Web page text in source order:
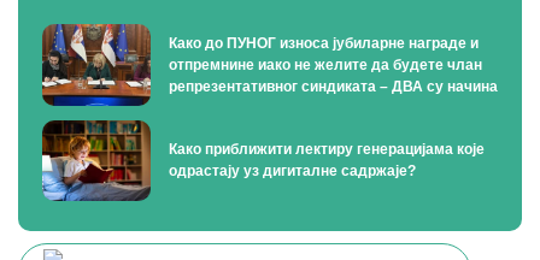
Како до ПУНОГ износа јубиларне награде и
отпремнине иако не желите да будете члан
репрезентативног синдиката – ДВА су начина
Како приближити лектиру генерацијама које
одрастају уз дигиталне садржаје?